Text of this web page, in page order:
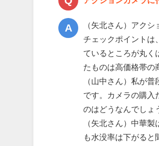
（矢北さん）アク
チェックポイントは
ているところが丸く
たものは高価格帯の
（山中さん）私が
です。カメラの購入
のはどうなんでしょ
（矢北さん）中華
も水没率は下がると